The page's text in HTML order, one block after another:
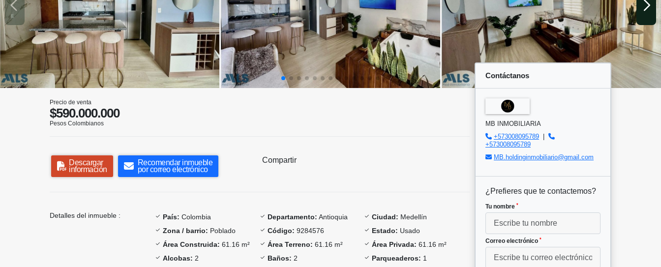
Precio de venta
$590.000.000
Pesos Colombianos
Descargar
información
Recomendar inmueble
por correo electrónico
Compartir
Detalles del inmueble : País: Colombia Departamento: Antioquia Ciudad: Medellín
Zona / barrio: Poblado Código: 9284576 Estado: Usado
Área Construida: 61.16 m² Área Terreno: 61.16 m² Área Privada: 61.16 m²
Alcobas: 2 Baños: 2 Parqueaderos: 1
Contáctanos
MB INMOBILIARIA
+573008095789
+573008095789
MB.holdinginmobiliario@gmail.com
¿Prefieres que te contactemos?
Tu nombre *
Correo electrónico *